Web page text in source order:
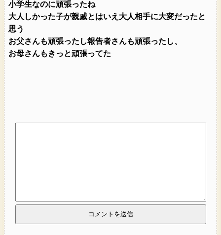
小学生なのに頑張ったね
大人しかった子が親戚とはいえ大人相手に大変だったと
思う
お父さんも頑張ったし報告者さんも頑張ったし、
お母さんもきっと頑張ってた